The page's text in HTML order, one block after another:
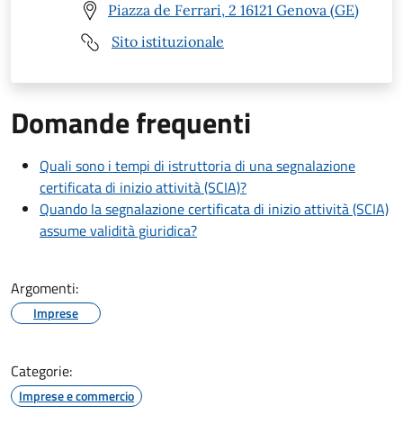
Piazza de Ferrari, 2 16121 Genova (GE)
Sito istituzionale
Domande frequenti
Quali sono i tempi di istruttoria di una segnalazione
certificata di inizio attività (SCIA)?
Quando la segnalazione certificata di inizio attività (SCIA)
assume validità giuridica?
Argomenti:
Imprese
Categorie:
Imprese e commercio